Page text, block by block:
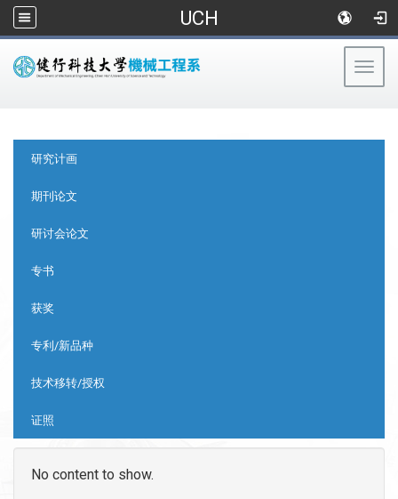
UCH
研究计画
期刊论文
研讨会论文
专书
获奖
专利/新品种
技术移转/授权
证照
No content to show.